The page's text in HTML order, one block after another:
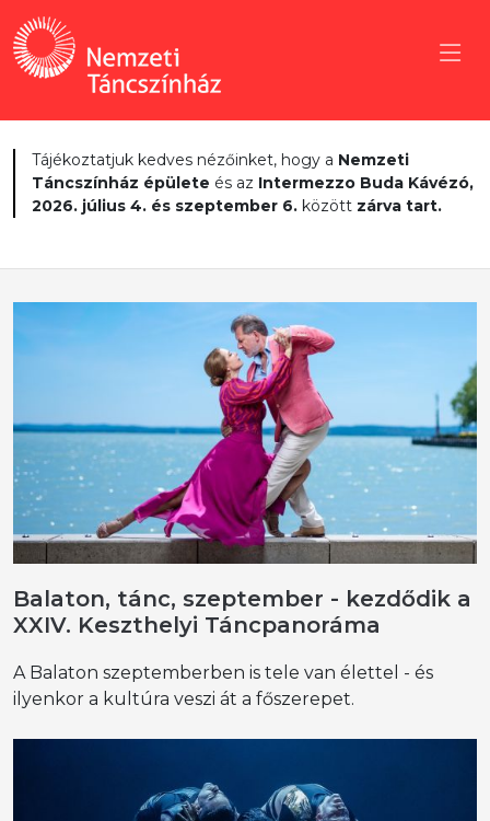
Tájékoztatjuk kedves nézőinket, hogy a Nemzeti
Táncszínház épülete és az Intermezzo Buda Kávézó,
2026. július 4. és szeptember 6. között zárva tart.
Balaton, tánc, szeptember - kezdődik a
XXIV. Keszthelyi Táncpanoráma
A Balaton szeptemberben is tele van élettel - és
ilyenkor a kultúra veszi át a főszerepet.